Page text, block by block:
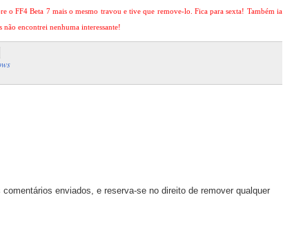
o FF4 Beta 7 mais o mesmo travou e tive que remove-lo. Fica para sexta! Também ia
encontrei nenhuma interessante!
enviados, e reserva-se no direito de remover qualquer